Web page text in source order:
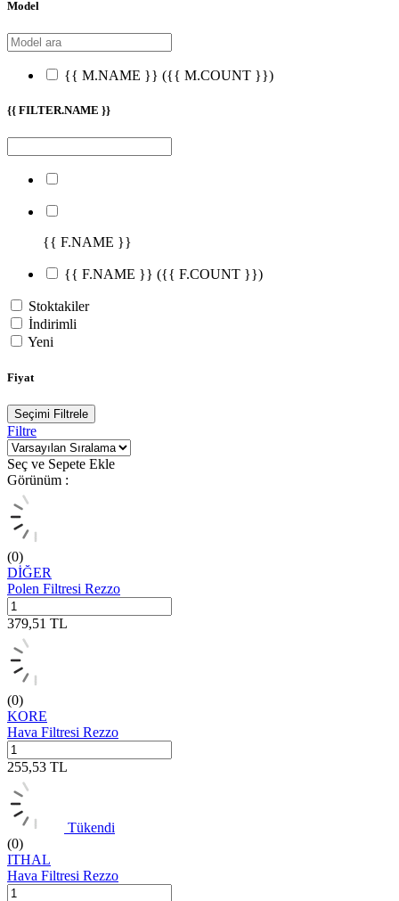
Model
{{ M.NAME }} ({{ M.COUNT }})
{{ FILTER.NAME }}
{{ F.NAME }}
{{ F.NAME }} ({{ F.COUNT }})
Stoktakiler
İndirimli
Yeni
Fiyat
Seçimi Filtrele
Filtre
Seç ve Sepete Ekle
Görünüm :
(0)
DİĞER
Polen Filtresi Rezzo
379,51 TL
(0)
KORE
Hava Filtresi Rezzo
255,53 TL
Tükendi
(0)
ITHAL
Hava Filtresi Rezzo